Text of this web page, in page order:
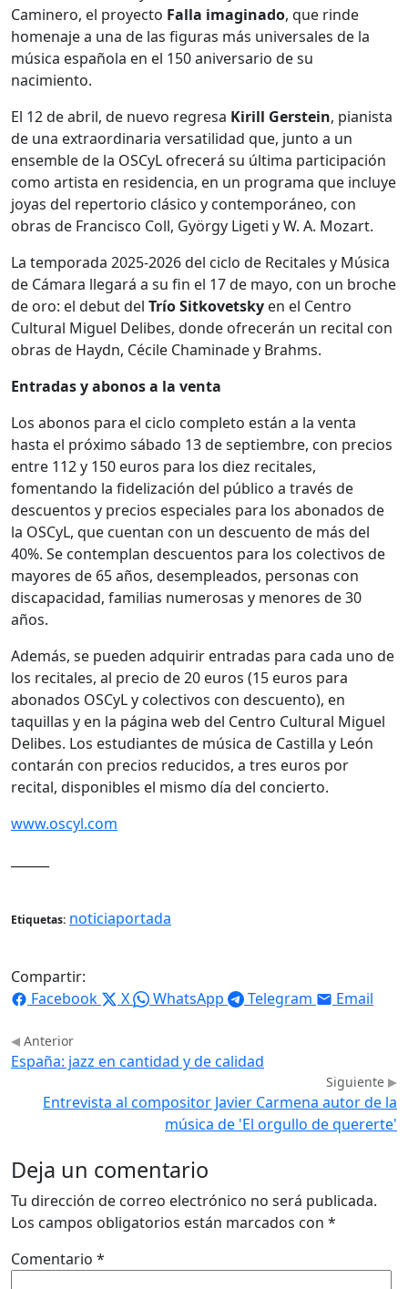
Caminero, el proyecto Falla imaginado, que rinde
homenaje a una de las figuras más universales de la
música española en el 150 aniversario de su
nacimiento.
El 12 de abril, de nuevo regresa Kirill Gerstein, pianista
de una extraordinaria versatilidad que, junto a un
ensemble de la OSCyL ofrecerá su última participación
como artista en residencia, en un programa que incluye
joyas del repertorio clásico y contemporáneo, con
obras de Francisco Coll, György Ligeti y W. A. Mozart.
La temporada 2025-2026 del ciclo de Recitales y Música
de Cámara llegará a su fin el 17 de mayo, con un broche
de oro: el debut del Trío Sitkovetsky en el Centro
Cultural Miguel Delibes, donde ofrecerán un recital con
obras de Haydn, Cécile Chaminade y Brahms.
Entradas y abonos a la venta
Los abonos para el ciclo completo están a la venta
hasta el próximo sábado 13 de septiembre, con precios
entre 112 y 150 euros para los diez recitales,
fomentando la fidelización del público a través de
descuentos y precios especiales para los abonados de
la OSCyL, que cuentan con un descuento de más del
40%. Se contemplan descuentos para los colectivos de
mayores de 65 años, desempleados, personas con
discapacidad, familias numerosas y menores de 30
años.
Además, se pueden adquirir entradas para cada uno de
los recitales, al precio de 20 euros (15 euros para
abonados OSCyL y colectivos con descuento), en
taquillas y en la página web del Centro Cultural Miguel
Delibes. Los estudiantes de música de Castilla y León
contarán con precios reducidos, a tres euros por
recital, disponibles el mismo día del concierto.
www.oscyl.com
Etiquetas: noticiaportada
Compartir:
Facebook
X WhatsApp Telegram Email
Anterior
España: jazz en cantidad y de calidad
Siguiente
Entrevista al compositor Javier Carmena autor de la
música de 'El orgullo de quererte'
Deja un comentario
Tu dirección de correo electrónico no será publicada.
Los campos obligatorios están marcados con *
Comentario *